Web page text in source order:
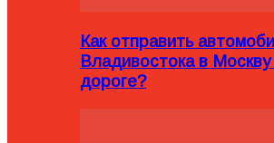
Как отправить
Владивостока в
дороге?